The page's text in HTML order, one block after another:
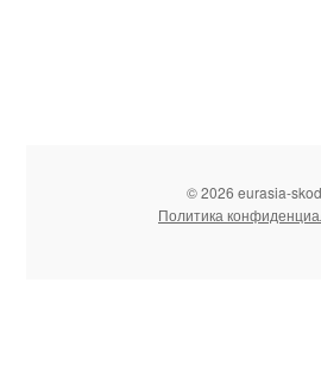
© 2026 eurasia-
Политика